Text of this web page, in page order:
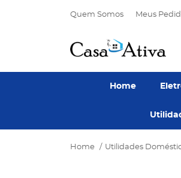
Quem Somos Meus
Home
Home Utilidades